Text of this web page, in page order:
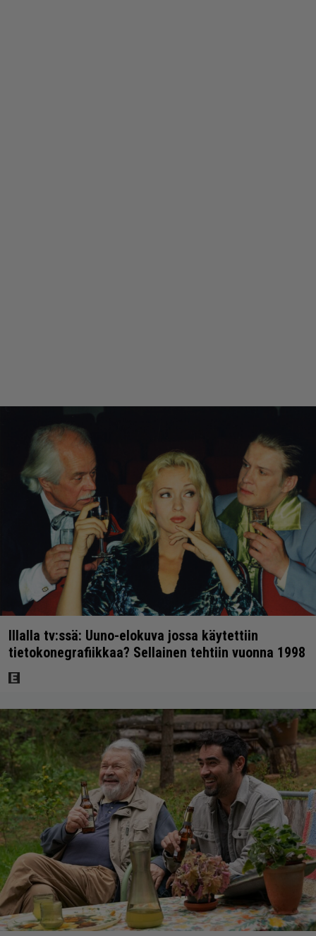
Illalla tv:ssä: Uuno-elokuva jossa käytettiin
tietokonegrafiikkaa? Sellainen tehtiin vuonna 1998